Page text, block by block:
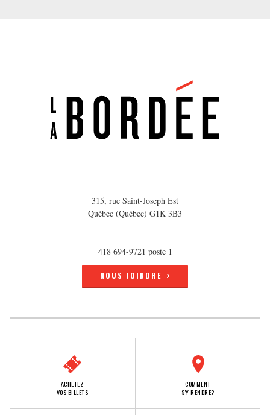
315, rue Saint-Joseph Est
Québec (Québec) G1K 3B3
418 694-9721 poste 1
NOUS JOINDRE
ACHETEZ
VOS BILLETS
COMMENT
S'Y RENDRE?